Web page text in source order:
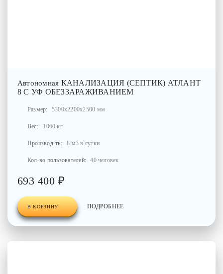
Автономная КАНАЛИЗАЦИЯ (СЕПТИК) АТЛАНТ
8 С УФ ОБЕЗЗАРАЖИВАНИЕМ
Размер: 5300x2200x2500 мм
Вес: 1060 кг
Производ-ть: 8 м3 в сутки
Кол-во пользователей: 40 человек
693 400 ₽
В КОРЗИНУ ПОДРОБНЕЕ